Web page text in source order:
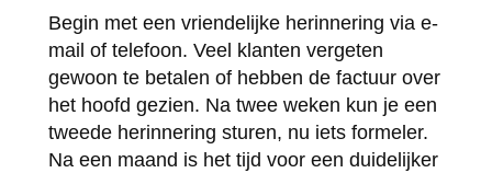
Begin met een vriendelijke herinnering via e-
mail of telefoon. Veel klanten vergeten
gewoon te betalen of hebben de factuur over
het hoofd gezien. Na twee weken kun je een
tweede herinnering sturen, nu iets formeler.
Na een maand is het tijd voor een duidelijker